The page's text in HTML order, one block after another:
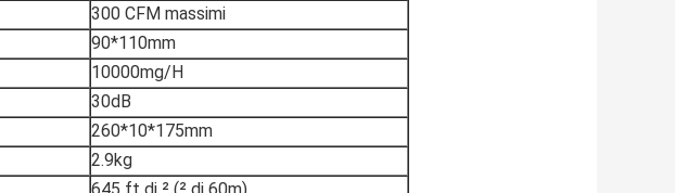
300 CFM massimi
90*110mm
10000mg/H
30dB
260*10*175mm
2.9kg